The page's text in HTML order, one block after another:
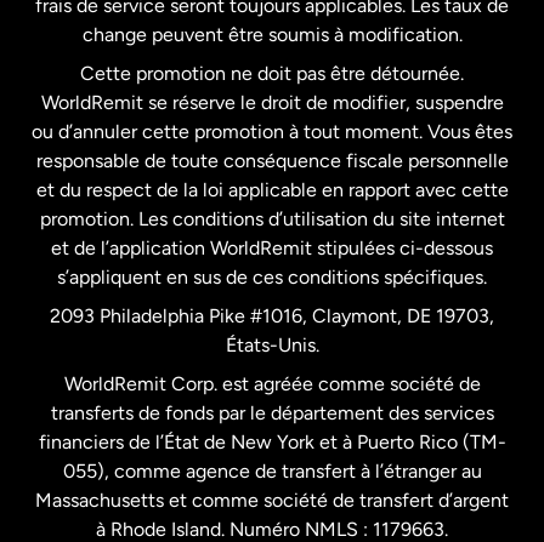
États-Unis Español
France
Malaisie
Nouvelle-Zélande
Pays-Bas
Royaume-Uni
Suède
frais de service seront toujours applicables. Les taux de
change peuvent être soumis à modification.
Cette promotion ne doit pas être détournée.
WorldRemit se réserve le droit de modifier, suspendre
ou d’annuler cette promotion à tout moment. Vous êtes
responsable de toute conséquence fiscale personnelle
et du respect de la loi applicable en rapport avec cette
promotion. Les conditions d’utilisation du site internet
et de l’application WorldRemit stipulées ci-dessous
s’appliquent en sus de ces conditions spécifiques.
2093 Philadelphia Pike #1016, Claymont, DE 19703,
États-Unis.
WorldRemit Corp. est agréée comme société de
transferts de fonds par le département des services
financiers de l’État de New York et à Puerto Rico (TM-
055), comme agence de transfert à l’étranger au
Massachusetts et comme société de transfert d’argent
à Rhode Island. Numéro NMLS : 1179663.